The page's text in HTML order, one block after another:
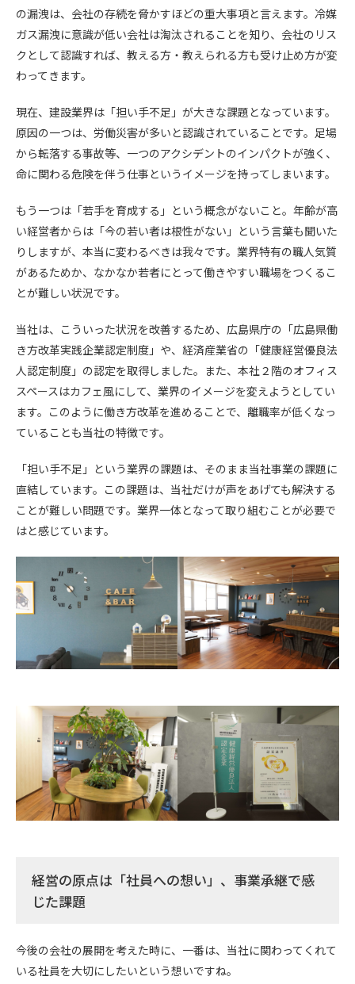
の漏洩は、会社の存続を脅かすほどの重大事項と言えます。冷媒
ガス漏洩に意識が低い会社は淘汰されることを知り、会社のリス
クとして認識すれば、教える方・教えられる方も受け止め方が変
わってきます。
現在、建設業界は「担い手不足」が大きな課題となっています。
原因の一つは、労働災害が多いと認識されていることです。足場
から転落する事故等、一つのアクシデントのインパクトが強く、
命に関わる危険を伴う仕事というイメージを持ってしまいます。
もう一つは「若手を育成する」という概念がないこと。年齢が高
い経営者からは「今の若い者は根性がない」という言葉も聞いた
りしますが、本当に変わるべきは我々です。業界特有の職人気質
があるためか、なかなか若者にとって働きやすい職場をつくるこ
とが難しい状況です。
当社は、こういった状況を改善するため、広島県庁の「広島県働
き方改革実践企業認定制度」や、経済産業省の「健康経営優良法
人認定制度」の認定を取得しました。また、本社２階のオフィス
スペースはカフェ風にして、業界のイメージを変えようとしてい
ます。このように働き方改革を進めることで、離職率が低くなっ
ていることも当社の特徴です。
「担い手不足」という業界の課題は、そのまま当社事業の課題に
直結しています。この課題は、当社だけが声をあげても解決する
ことが難しい問題です。業界一体となって取り組むことが必要で
はと感じています。
経営の原点は「社員への想い」、事業承継で感
じた課題
今後の会社の展開を考えた時に、一番は、当社に関わってくれて
いる社員を大切にしたいという想いですね。